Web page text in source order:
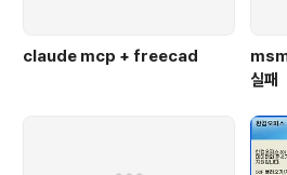
claude mcp + freecad
실패